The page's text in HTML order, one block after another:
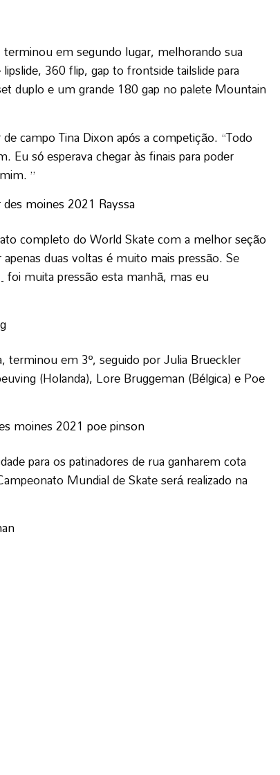
em segundo lugar, melhorando sua
360 flip, gap to frontside tailslide para
duplo e um grande 180 gap no palete Mountain
campo Tina Dixon após a competição. “Todo
só esperava chegar às finais para poder
”
completo do World Skate com a melhor seção
duas voltas é muito mais pressão. Se
muita pressão esta manhã, mas eu
em 3º, seguido por Julia Brueckler
(Holanda), Lore Bruggeman (Bélgica) e Poe
para os patinadores de rua ganharem cota
Mundial de Skate será realizado na